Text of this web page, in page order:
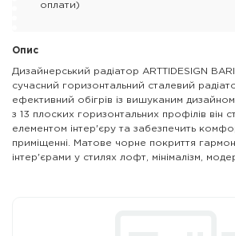
оплати)
Опис
Дизайнерський радіатор ARTTIDESIGN
сучасний горизонтальний сталевий
ефективний обігрів із вишуканим
з 13 плоских горизонтальних профілів він
елементом інтер'єру та забезпечить
приміщенні. Матове чорне покриття
інтер'єрами у стилях лофт, мінімалізм,